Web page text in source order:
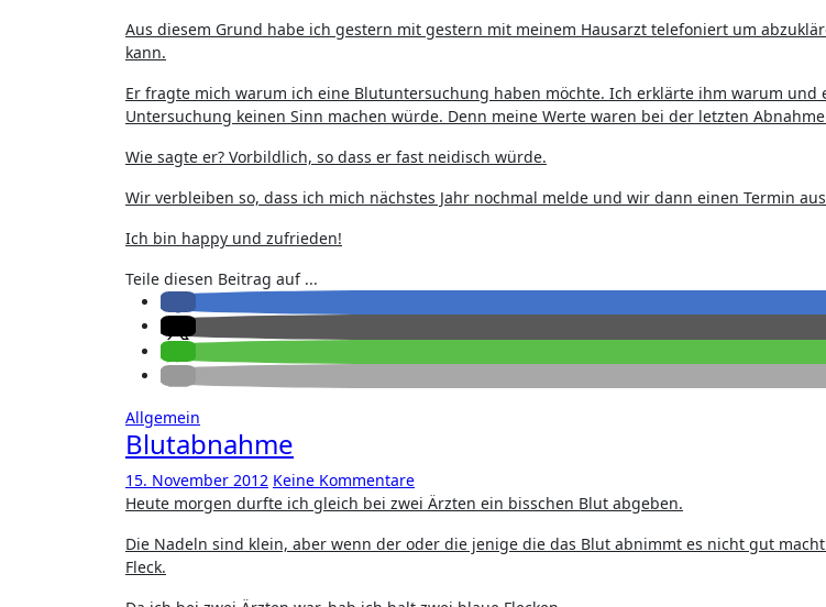
Aus diesem Grund habe ich gestern mit gestern mit meinem Hausarzt telefoniert um
kann.
Er fragte mich warum ich eine Blutuntersuchung haben möchte. Ich erklärte ihm warum und
Untersuchung keinen Sinn machen würde. Denn meine Werte waren bei der letzten
Wie sagte er? Vorbildlich, so dass er fast neidisch würde.
Wir verbleiben so, dass ich mich nächstes Jahr nochmal melde und wir dann einen Termin
Ich bin happy und zufrieden!
Teile diesen Beitrag auf ...
Allgemein
Blutabnahme
15. November 2012 Keine Kommentare
Heute morgen durfte ich gleich bei zwei Ärzten ein bisschen Blut abgeben.
Die Nadeln sind klein, aber wenn der oder die jenige die das Blut abnimmt es nicht gut
Fleck.